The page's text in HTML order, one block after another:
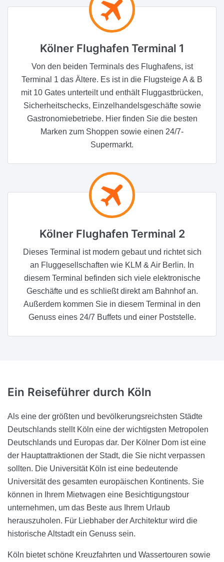
Kölner Flughafen Terminal 1
Von den beiden Terminals des Flughafens, ist
Terminal 1 das Ältere. Es ist in die Flugsteige A & B
mit 10 Gates unterteilt und enthält Fluggastbrücken,
Sicherheitschecks, Einzelhandelsgeschäfte sowie
Gastronomiebetriebe. Hier finden Sie die besten
Marken zum Shoppen sowie einen 24/7-
Supermarkt.
Kölner Flughafen Terminal 2
Dieses Terminal ist modern gebaut und richtet sich
an Fluggesellschaften wie KLM & Air Berlin. In
diesem Terminal befinden sich viele elektronische
Geschäfte und es schließt direkt am Bahnhof an.
Außerdem kommen Sie in diesem Terminal in den
Genuss eines 24/7 Buffets und einer Poststelle.
Ein Reiseführer durch Köln
Als eine der größten und bevölkerungsreichsten Städte
Deutschlands stellt Köln eine der wichtigsten Metropolen
Deutschlands und Europas dar. Der Kölner Dom ist eine
der Hauptattraktionen der Stadt, die Sie nicht verpassen
sollten. Die Universität Köln ist eine bedeutende
Universität des gesamten europäischen Kontinents. Sie
können in Ihrem Mietwagen eine Besichtigungstour
unternehmen, um das Beste aus Ihrem Urlaub
herauszuholen. Für Liebhaber der Architektur wird die
historische Altstadt ein Genuss sein.
Köln bietet schöne Kreuzfahrten und Wassertouren sowie